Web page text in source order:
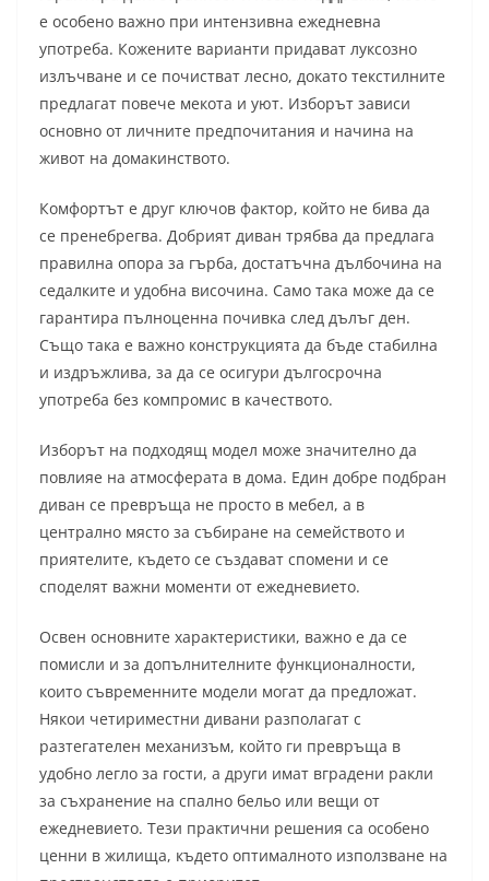
е особено важно при интензивна ежедневна
употреба. Кожените варианти придават луксозно
излъчване и се почистват лесно, докато текстилните
предлагат повече мекота и уют. Изборът зависи
основно от личните предпочитания и начина на
живот на домакинството.
Комфортът е друг ключов фактор, който не бива да
се пренебрегва. Добрият диван трябва да предлага
правилна опора за гърба, достатъчна дълбочина на
седалките и удобна височина. Само така може да се
гарантира пълноценна почивка след дълъг ден.
Също така е важно конструкцията да бъде стабилна
и издръжлива, за да се осигури дългосрочна
употреба без компромис в качеството.
Изборът на подходящ модел може значително да
повлияе на атмосферата в дома. Един добре подбран
диван се превръща не просто в мебел, а в
централно място за събиране на семейството и
приятелите, където се създават спомени и се
споделят важни моменти от ежедневието.
Освен основните характеристики, важно е да се
помисли и за допълнителните функционалности,
които съвременните модели могат да предложат.
Някои четириместни дивани разполагат с
разтегателен механизъм, който ги превръща в
удобно легло за гости, а други имат вградени ракли
за съхранение на спално бельо или вещи от
ежедневието. Тези практични решения са особено
ценни в жилища, където оптималното използване на